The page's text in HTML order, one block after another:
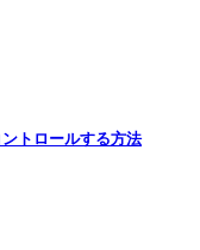
トロールする方法